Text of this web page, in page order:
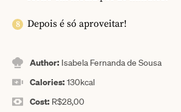
Depois é só aproveitar!
Author: Isabela Fernanda de Sousa
Calories:130kcal
Cost: R$28,00